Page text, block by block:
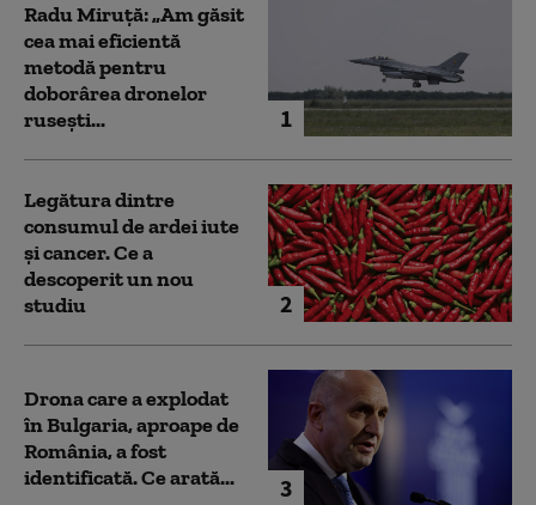
1
Radu Miruță: „Am găsit
cea mai eficientă
metodă pentru
doborârea dronelor
rusești...
2
Legătura dintre
consumul de ardei iute
și cancer. Ce a
descoperit un nou
studiu
3
Drona care a explodat
în Bulgaria, aproape de
România, a fost
identificată. Ce arată...